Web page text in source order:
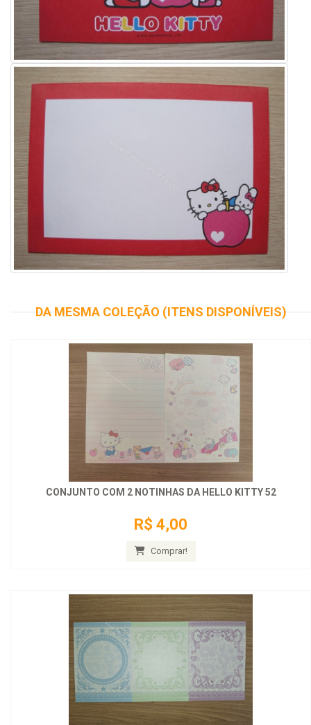
DA MESMA COLEÇÃO (ITENS DISPONÍVEIS)
CONJUNTO COM 2 NOTINHAS DA HELLO KITTY 52
R$ 4,00
Comprar!